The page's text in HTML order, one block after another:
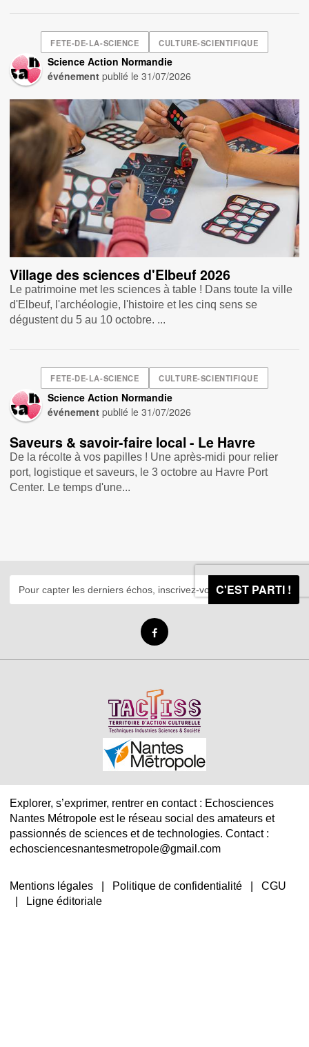
FETE-DE-LA-SCIENCE CULTURE-SCIENTIFIQUE
Science Action Normandie
événement publié le31/07/2026
Village des sciences d'Elbeuf 2026
Le patrimoine met les sciences à table ! Dans toute la ville
d'Elbeuf, l'archéologie, l'histoire et les cinq sens se
dégustent du 5 au 10 octobre. ...
FETE-DE-LA-SCIENCE CULTURE-SCIENTIFIQUE
Science Action Normandie
événement publié le31/07/2026
Saveurs & savoir-faire local - Le Havre
De la récolte à vos papilles ! Une après-midi pour relier
port, logistique et saveurs, le 3 octobre au Havre Port
Center. Le temps d'une...
C'EST PARTI !
Explorer, s’exprimer, rentrer en contact : Echosciences
Nantes Métropole est le réseau social des amateurs et
passionnés de sciences et de technologies. Contact :
echosciencesnantesmetropole@gmail.com
Mentions légales Politique de confidentialité |CGU
Ligne éditoriale